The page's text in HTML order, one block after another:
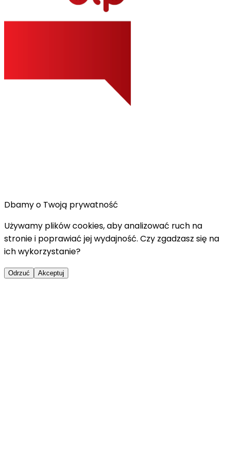
Dbamy o Twoją prywatność
Używamy plików cookies, aby analizować ruch na
stronie i poprawiać jej wydajność. Czy zgadzasz się na
ich wykorzystanie?
Odrzuć Akceptuj